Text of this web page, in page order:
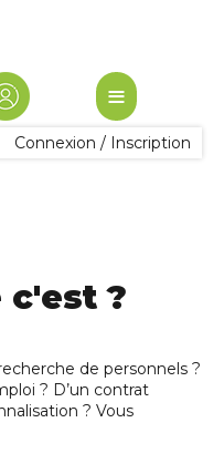
≡
Connexion / Inscription
c'est ?
de personnels ?
? D’un contrat
? Vous